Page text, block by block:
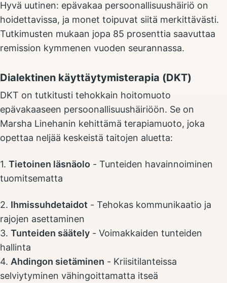
Hyvä uutinen: epävakaa persoonallisuushäiriö on
hoidettavissa, ja monet toipuvat siitä merkittävästi.
Tutkimusten mukaan jopa 85 prosenttia saavuttaa
remission kymmenen vuoden seurannassa.
Dialektinen käyttäytymisterapia (DKT)
DKT on tutkitusti tehokkain hoitomuoto
epävakaaseen persoonallisuushäiriöön. Se on
Marsha Linehanin kehittämä terapiamuoto, joka
opettaa neljää keskeistä taitojen aluetta:
1. Tietoinen läsnäolo - Tunteiden havainnoiminen
tuomitsematta
2. Ihmissuhdetaidot - Tehokas kommunikaatio ja
rajojen asettaminen
3. Tunteiden säätely - Voimakkaiden tunteiden
hallinta
4. Ahdingon sietäminen - Kriisitilanteissa
selviytyminen vähingoittamatta itseä